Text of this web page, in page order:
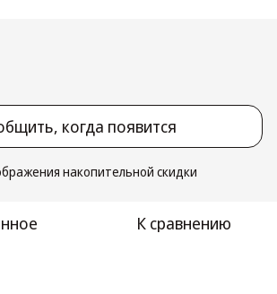
когда появится
накопительной скидки
К сравнению